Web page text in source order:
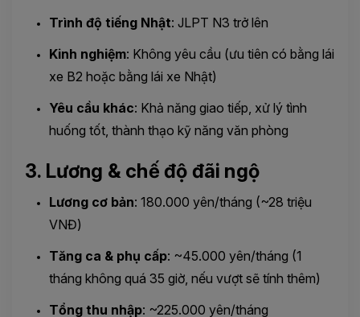
Trình độ tiếng Nhật: JLPT N3 trở lên
Kinh nghiệm: Không yêu cầu (ưu tiên có bằng lái
xe B2 hoặc bằng lái xe Nhật)
Yêu cầu khác: Khả năng giao tiếp, xử lý tình
huống tốt, thành thạo kỹ năng văn phòng
3. Lương & chế độ đãi ngộ
Lương cơ bản: 180.000 yên/tháng (~28 triệu
VNĐ)
Tăng ca & phụ cấp: ~45.000 yên/tháng (1
tháng không quá 35 giờ, nếu vượt sẽ tính thêm)
Tổng thu nhập: ~225.000 yên/tháng